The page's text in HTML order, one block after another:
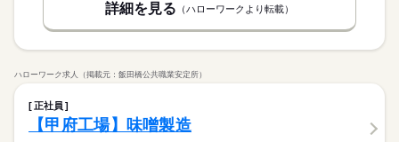
詳細を見る （ハローワークより転載）
ハローワーク求人（掲載元：飯田橋公共職業安定所）
正社員
【甲府工場】味噌製造